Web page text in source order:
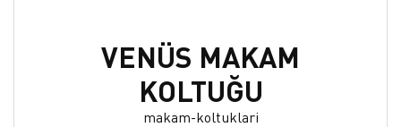
VENÜS MAKAM
KOLTUĞU
makam-koltuklari